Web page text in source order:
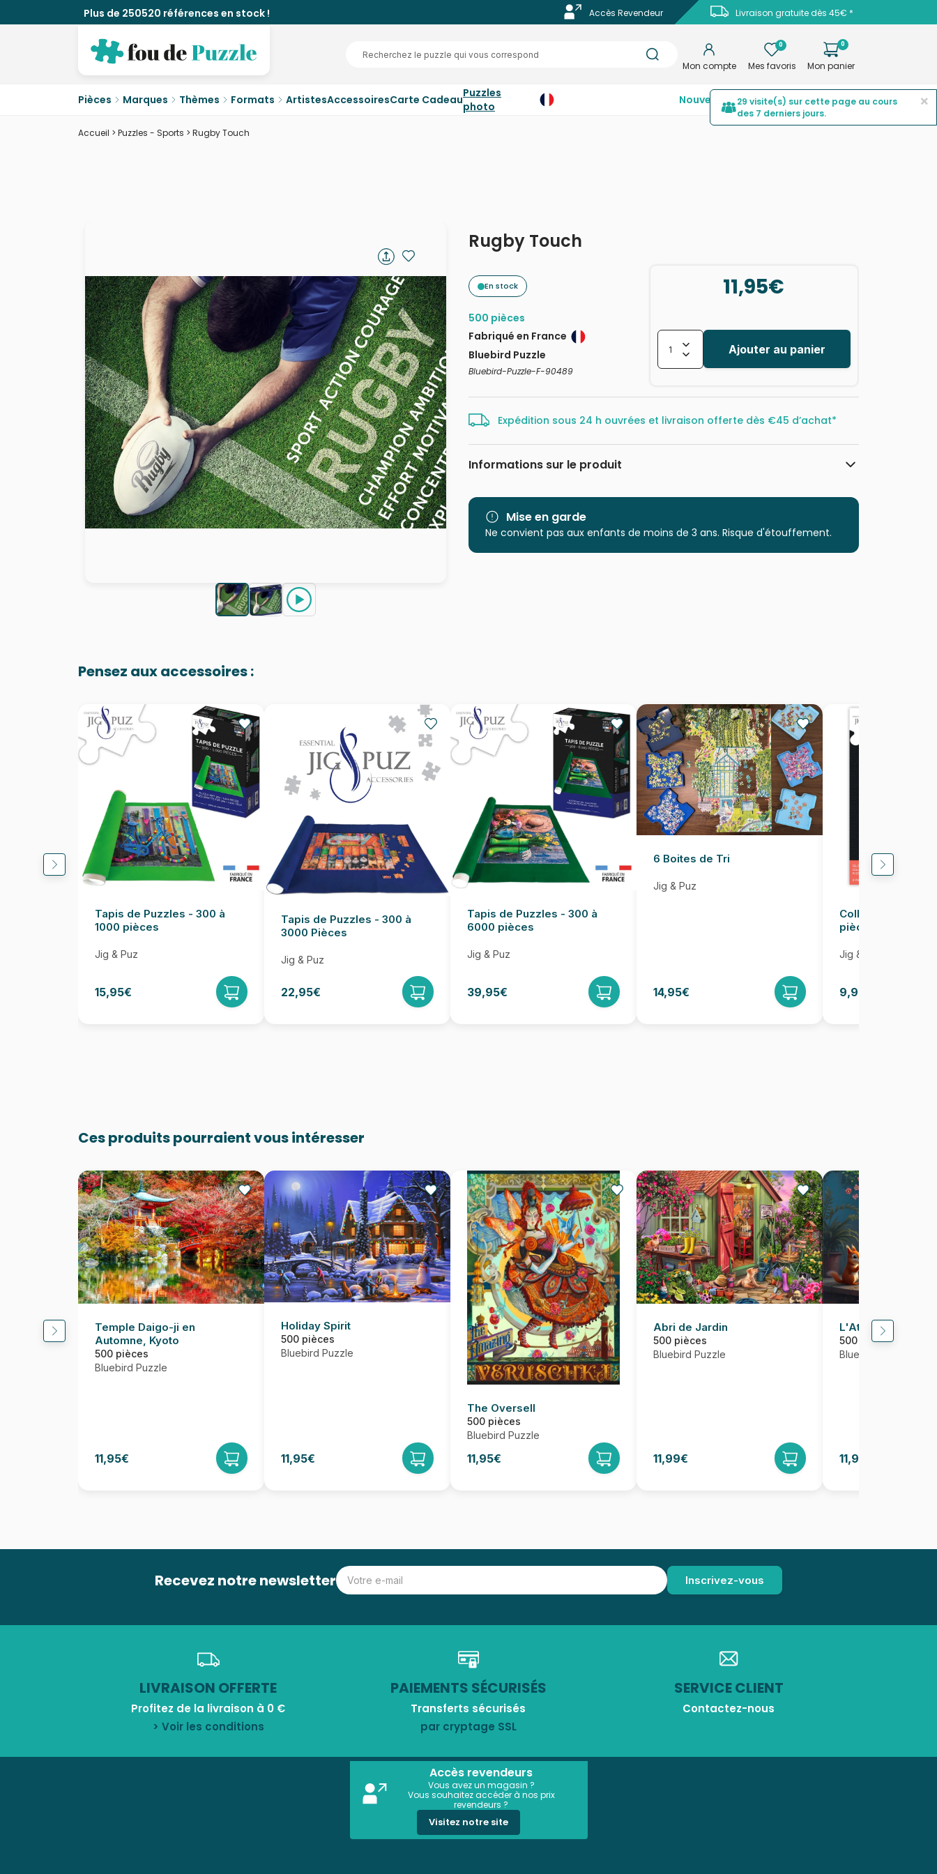
Plus de 250520 références en stock ! Livraison gratuite dès 45€ *
Accès Revendeur
Mon compte
0
Mes favoris
0
Mon panier
Pièces Marques Thèmes Formats ArtistesAccessoiresCarte CadeauPuzzles
photo
NouveautésTop ventesPromotions
Accueil > Puzzles - Sports > Rugby Touch
Rugby Touch
En stock
500 pièces
Fabriqué en France
Bluebird Puzzle
Bluebird-Puzzle-F-90489
11,95€
Ajouter au panier
Expédition sous 24 h ouvrées et livraison offerte dès €45 d’achat*
Informations sur le produit
Catégorie
Age
Puzzle pour Adultes (500 à 48.000
pièces)
Mise en garde
Ne convient pas aux enfants de moins de 3 ans. Risque d'étouffement.
Pensez aux accessoires :
Tapis de Puzzles - 300 à
1000 pièces
Jig & Puz
15,95€
Tapis de Puzzles - 300 à
3000 Pièces
Jig & Puz
22,95€
Tapis de Puzzles - 300 à
6000 pièces
Jig & Puz
39,95€
6 Boites de Tri
Jig & Puz
14,95€
Colle pour Puzzle
pièces
Jig & Puz
9,95€
Ces produits pourraient vous intéresser
Temple Daigo-ji en
Automne, Kyoto
500 pièces
Bluebird Puzzle
11,95€
Holiday Spirit
500 pièces
Bluebird Puzzle
11,95€
The Oversell
500 pièces
Bluebird Puzzle
11,95€
Abri de Jardin
500 pièces
Bluebird Puzzle
11,99€
L'Atelier des
500 pièces
Bluebird Puzzle
11,95€
Recevez notre newsletter
LIVRAISON OFFERTE
Profitez de la livraison à 0 €
> Voir les conditions
PAIEMENTS SÉCURISÉS
Transferts sécurisés
par cryptage SSL
SERVICE CLIENT
Contactez-nous
Accès revendeurs
Vous avez un magasin ?
Vous souhaitez accéder à nos prix
revendeurs ?
Visitez notre site
×
29 visite(s) sur cette page au cours
des 7 derniers jours.